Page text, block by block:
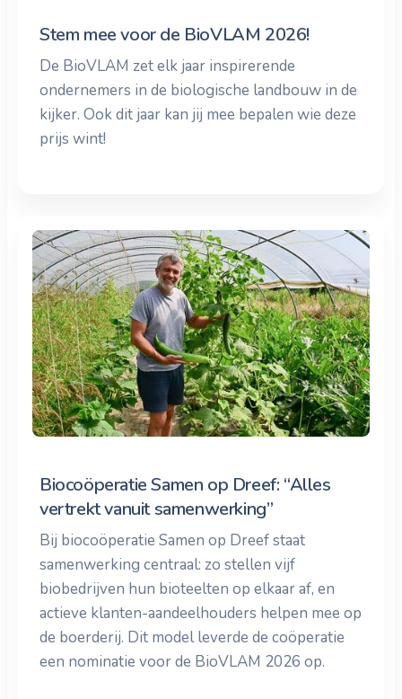
Stem mee voor de BioVLAM 2026!
De BioVLAM zet elk jaar inspirerende
ondernemers in de biologische landbouw in de
kijker. Ook dit jaar kan jij mee bepalen wie deze
prijs wint!
Biocoöperatie Samen op Dreef: “Alles
vertrekt vanuit samenwerking”
Bij biocoöperatie Samen op Dreef staat
samenwerking centraal: zo stellen vijf
biobedrijven hun bioteelten op elkaar af, en
actieve klanten-aandeelhouders helpen mee op
de boerderij. Dit model leverde de coöperatie
een nominatie voor de BioVLAM 2026 op.